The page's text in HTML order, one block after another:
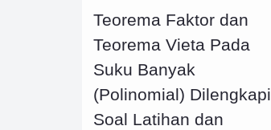
Teorema Faktor dan
Teorema Vieta Pada
Suku Banyak
(Polinomial) Dilengkapi
Soal Latihan dan